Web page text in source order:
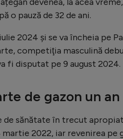
o pauză de 32 de ani.
2024 şi se va încheia pe
competiţia masculină
fi disputat pe 9 august 2024.
de gazon un an
de sănătate în trecut
2022, iar revenirea pe